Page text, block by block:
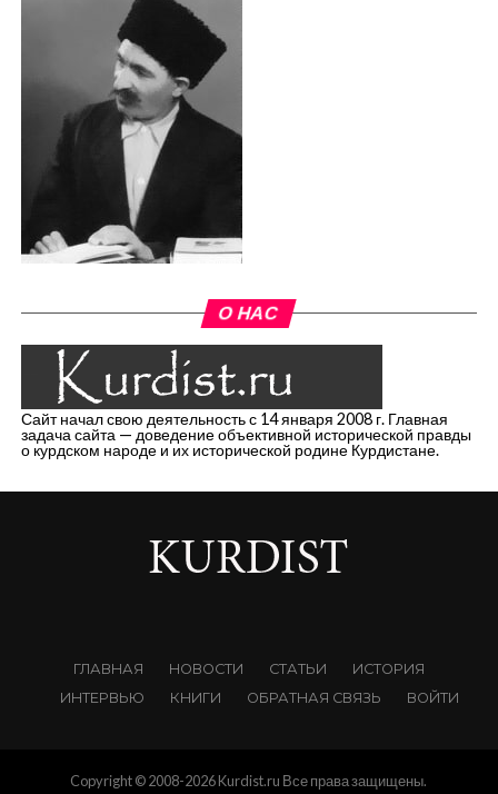
О НАС
Сайт начал свою деятельность с 14 января 2008 г. Главная
задача сайта — доведение объективной исторической правды
о курдском народе и их исторической родине Курдистане.
ГЛАВНАЯ НОВОСТИ СТАТЬИ
ИСТОРИЯ
ИНТЕРВЬЮ
КНИГИ ОБРАТНАЯ СВЯЗЬ ВОЙТИ
Copyright © 2008-2026 Kurdist.ru Все права защищены.